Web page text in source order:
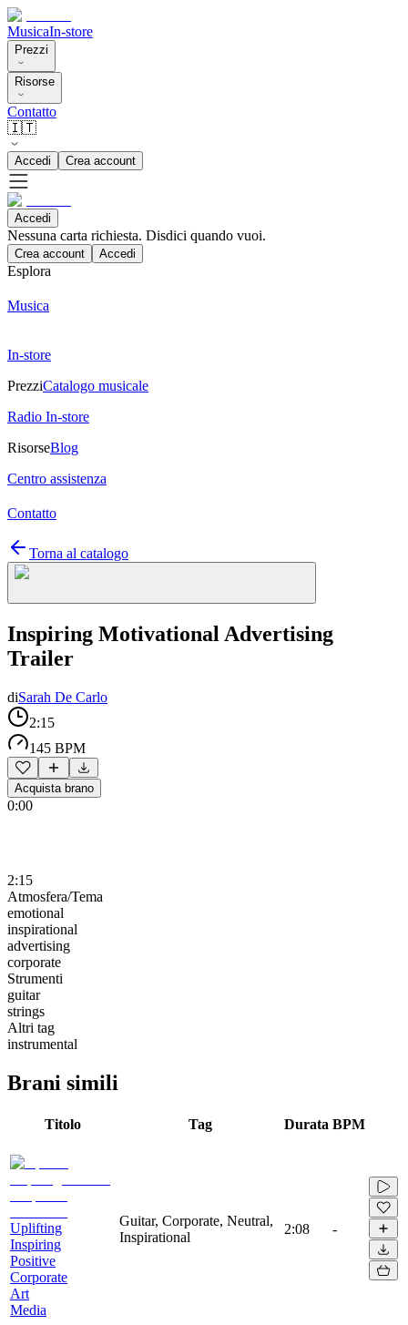
MusicaIn-store
Prezzi
Risorse
Contatto
🇮🇹
Accedi Crea account
Accedi
Nessuna carta richiesta. Disdici quando vuoi.
Crea account Accedi
Esplora
Musica
In-store
PrezziCatalogo musicale
Radio In-store
RisorseBlog
Centro assistenza
Contatto
Torna al catalogo
Inspiring Motivational Advertising
Trailer
diSarah De Carlo
2:15
145 BPM
Acquista brano
0:00
2:15
Atmosfera/Tema
emotional
inspirational
advertising
corporate
Strumenti
guitar
strings
Altri tag
instrumental
Brani simili
Titolo Tag Durata BPM
Uplifting
Inspiring
Positive
Corporate
Art
Media
Guitar, Corporate, Neutral,
Inspirational
2:08 -